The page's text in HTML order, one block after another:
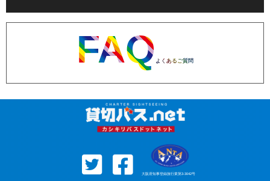
FAQ よくあるご質問
大阪府知事登録旅行業第3-3042号